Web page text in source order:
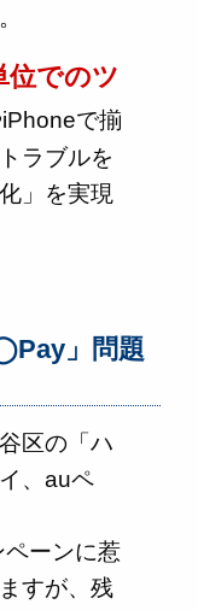
位でのツ
で揃
ラブルを
」を実現
」問題
区の「ハ
、auペ
ーンに惹
すが、残